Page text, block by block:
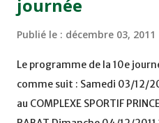
journée
Publié le : décembre 03, 2011
Le programme de la 10e
comme suit : Samedi 03/12/
au COMPLEXE SPORTIF